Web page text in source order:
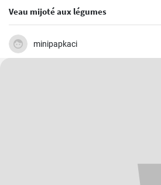
Veau mijoté aux légumes
minipapkaci